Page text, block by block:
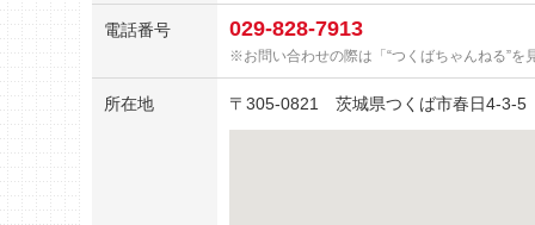
電話番号 029-828-7913
お問い合わせの際は「“つくばちゃんねる”を
所在地 〒 305-0821 茨城県つくば市春日4-3-5